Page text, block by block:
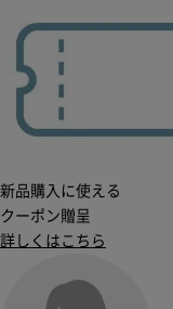
新品購入に使える
クーポン贈呈
詳しくはこちら